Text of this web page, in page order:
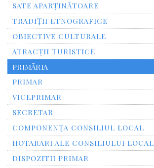
SATE APARȚINĂTOARE
TRADIȚII ETNOGRAFICE
OBIECTIVE CULTURALE
ATRACȚII TURISTICE
PRIMĂRIA
PRIMAR
VICEPRIMAR
SECRETAR
COMPONENȚA CONSILIUL LOCAL
HOTARARI ALE CONSILIULUI LOCAL
DISPOZITII PRIMAR